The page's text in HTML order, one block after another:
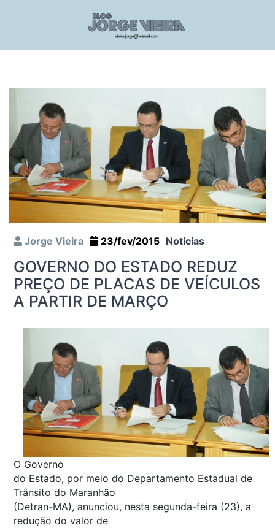
Jorge Vieira 23/fev/2015 Notícias
GOVERNO DO ESTADO REDUZ
PREÇO DE PLACAS DE VEÍCULOS
A PARTIR DE MARÇO
O Governo
do Estado, por meio do Departamento Estadual de
Trânsito do Maranhão
(Detran-MA), anunciou, nesta segunda-feira (23), a
redução do valor de